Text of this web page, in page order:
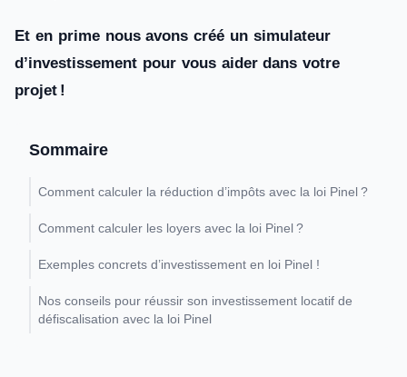
Et en prime nous avons créé un simulateur
d’investissement pour vous aider dans votre
projet !
Sommaire
Comment calculer la réduction d’impôts avec la loi Pinel ?
Comment calculer les loyers avec la loi Pinel ?
Exemples concrets d’investissement en loi Pinel !
Nos conseils pour réussir son investissement locatif de
défiscalisation avec la loi Pinel